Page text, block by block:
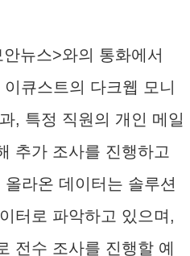
뉴스>와의 통화에서
큐스트의 다크웹 모니
, 특정 직원의 개인 메일
추가 조사를 진행하고
올라온 데이터는 솔루션
터로 파악하고 있으며,
전수 조사를 진행할 예